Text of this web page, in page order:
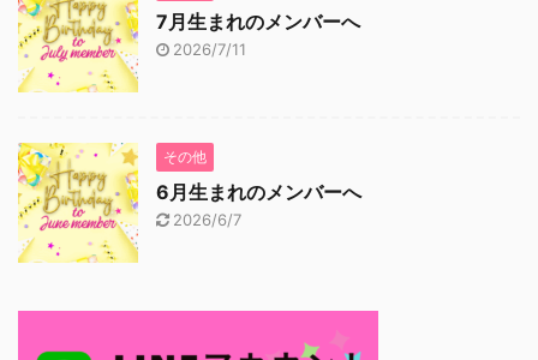
7月生まれのメンバーへ
2026/7/11
その他
6月生まれのメンバーへ
2026/6/7